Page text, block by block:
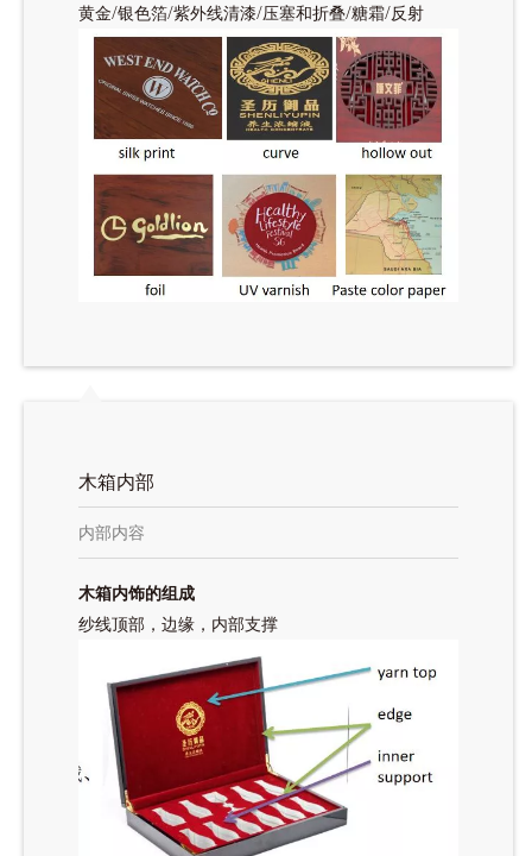
黄金/银色箔/紫外线清漆/压塞和折叠/糖霜/反射
木箱内部
内部内容
木箱内饰的组成
纱线顶部，边缘，内部支撑